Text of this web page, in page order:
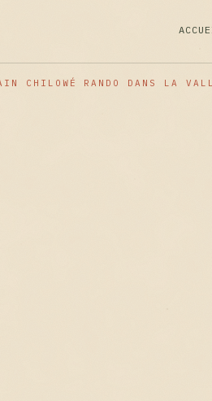
CHILOWÉ RANDO DANS LA